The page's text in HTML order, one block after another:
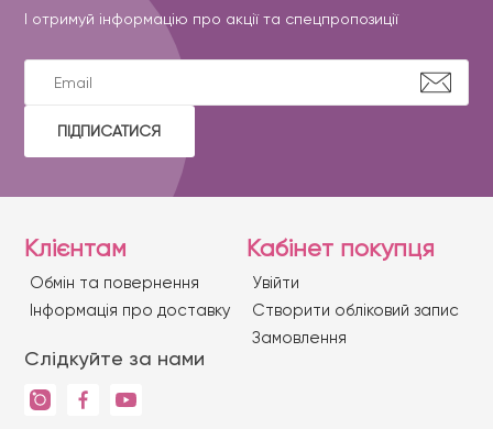
І отримуй інформацію про акції та спецпропозиції
ПІДПИСАТИСЯ
Клієнтам
Обмін та повернення
Iнформація про доставку
Слідкуйте за нами
Кабінет покупця
Увійти
Створити обліковий запис
Замовлення